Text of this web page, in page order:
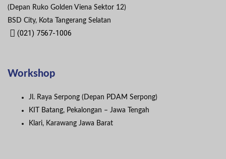
(Depan Ruko Golden Viena Sektor 12)
BSD City, Kota Tangerang Selatan
(021) 7567-1006
Workshop
Jl. Raya Serpong (Depan PDAM Serpong)
KIT Batang, Pekalongan – Jawa Tengah
Klari, Karawang Jawa Barat